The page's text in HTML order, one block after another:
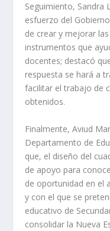
Seguimiento, Sandra
esfuerzo del
de crear y mejorar
instrumentos que
docentes; destacó
respuesta se hará a
facilitar el trabajo de
obtenidos.
Finalmente, Aviud
Departamento de
que, el diseño del
de apoyo para
de oportunidad en el
y con el que se
educativo de
consolidar la Nueva